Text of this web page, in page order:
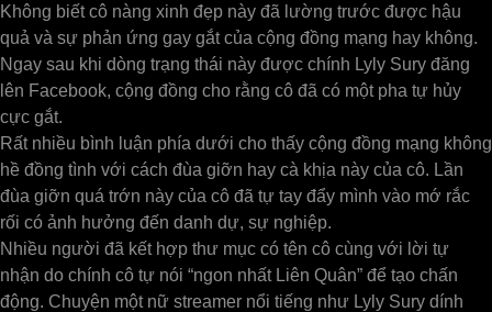
Không biết cô nàng xinh đẹp này đã lường trước được hậu
quả và sự phản ứng gay gắt của cộng đồng mạng hay không.
Ngay sau khi dòng trạng thái này được chính Lyly Sury đăng
lên Facebook, cộng đồng cho rằng cô đã có một pha tự hủy
cực gắt.
Rất nhiều bình luận phía dưới cho thấy cộng đồng mạng không
hề đồng tình với cách đùa giỡn hay cà khịa này của cô. Lần
đùa giỡn quá trớn này của cô đã tự tay đẩy mình vào mớ rắc
rối có ảnh hưởng đến danh dự, sự nghiệp.
Nhiều người đã kết hợp thư mục có tên cô cùng với lời tự
nhận do chính cô tự nói “ngon nhất Liên Quân” để tạo chấn
động. Chuyện một nữ streamer nổi tiếng như Lyly Sury dính